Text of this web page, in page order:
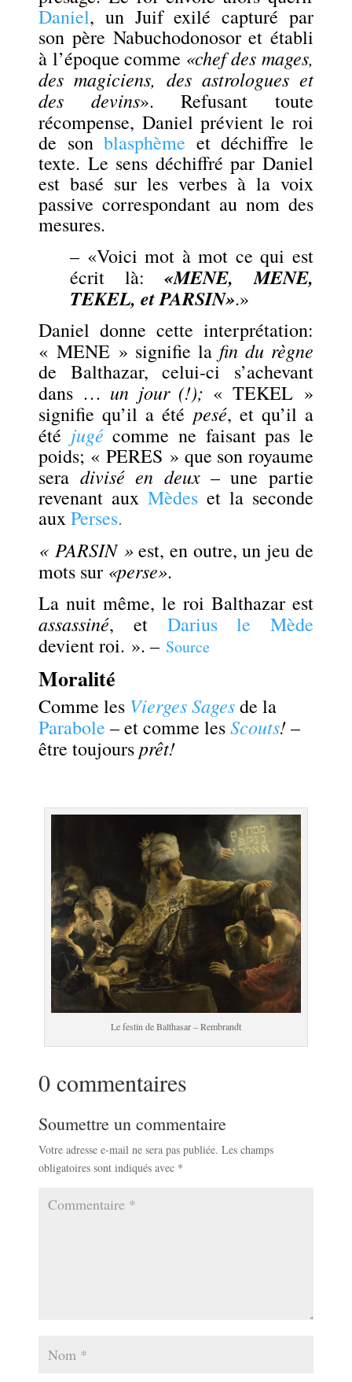
Daniel, un Juif exilé capturé par
son père Nabuchodonosor et établi
à l’époque comme «chef des mages,
des magiciens, des astrologues et
des devins». Refusant toute
récompense, Daniel prévient le roi
de son blasphème et déchiffre le
texte. Le sens déchiffré par Daniel
est basé sur les verbes à la voix
passive correspondant au nom des
mesures.
– «Voici mot à mot ce qui est
écrit là:«MENE, MENE,
TEKEL, et PARSIN».»
Daniel donne cette interprétation:
« MENE » signifie la fin du règne
de Balthazar, celui-ci s’achevant
dans … un jour (!); « TEKEL »
signifie qu’il a été pesé, et qu’il a
été jugécomme ne faisant pas le
poids; « PERES » que son royaume
sera divisé en deux– une partie
revenant aux Mèdes et la seconde
aux Perses.
« PARSIN »est, en outre, un jeu de
mots sur «perse».
La nuit même, le roi Balthazar est
assassiné, et
Darius le Mède
devient roi. ». – Source
Moralité
Comme les Vierges Sagesde la
Parabole – et comme lesScouts!–
être toujoursprêt!
Le festin de Balthasar – Rembrandt
0 commentaires
Soumettre un commentaire
Votre adresse e-mail ne sera pas publiée. Les champs
obligatoires sont indiqués avec *